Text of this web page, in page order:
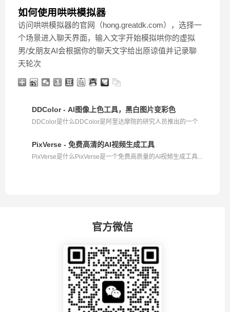
如何使用哄哄模拟器
访问哄哄模拟器的官网（hong.greatdk.com），选择一
个场景进入聊天界面，输入文字开始模拟哄你的虚拟
男/女朋友AI会根据你的聊天文字给出原谅值并记录聊
天轮次
DDColor - AI图像上色工具，黑白图片变彩色
DDColor是什么DDColor是阿里达摩院的研究人员推出的一个
PixVerse - 免费高清的AI视频生成工具
PixVerse是什么PixVerse是一个免费高质量的AI视频生成工具...
官方微信